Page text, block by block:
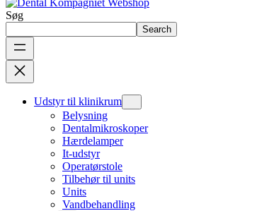
Søg
Search
Udstyr til klinikrum
Belysning
Dentalmikroskoper
Hærdelamper
It-udstyr
Operatørstole
Tilbehør til units
Units
Vandbehandling